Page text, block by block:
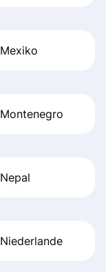
Mexiko
Montenegro
Nepal
Niederlande